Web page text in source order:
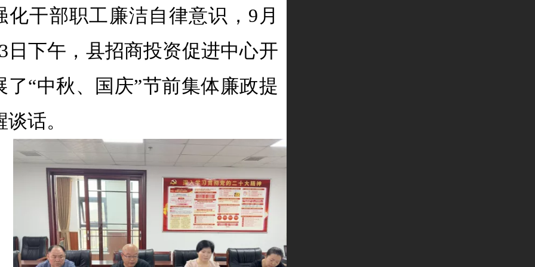
化干部职工廉洁自律意识， 9月
日下午， 县招商投资促进中心开
了“中秋、国庆”节前集体廉政提
谈话。